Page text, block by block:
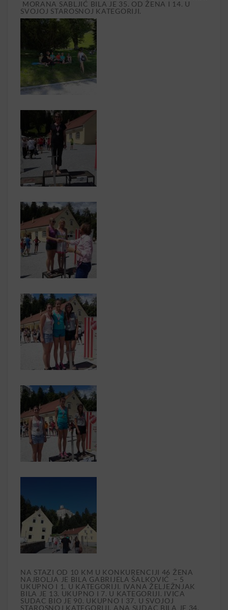
MORANA SABLJIĆ BILA JE 35. OD ŽENA I 14. U
SVOJOJ STAROSNOJ KATEGORIJI.
NA STAZI OD 10 KM U KONKURENCIJI 46 ŽENA
NAJBOLJA JE BILA GABRIJELA ŠALKOVIĆ – 5
UKUPNO I 1. U KATEGORIJI. IVANA ŽELJEŽNJAK
BILA JE 13. UKUPNO I 7. U KATEGORIJI. IVICA
SUDAC BIO JE 90. UKUPNO I 37. U SVOJOJ
STAROSNOJ KATEGORIJI, ANA SUDAC BILA JE 34.